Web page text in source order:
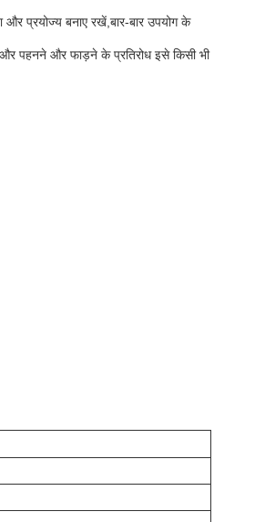
प्रयोज्य बनाए रखें,बार-बार उपयोग के
और पहनने और फाड़ने के प्रतिरोध इसे किसी भी